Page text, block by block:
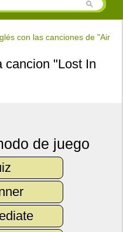
con las canciones de "Air
cancion "Lost In
de juego